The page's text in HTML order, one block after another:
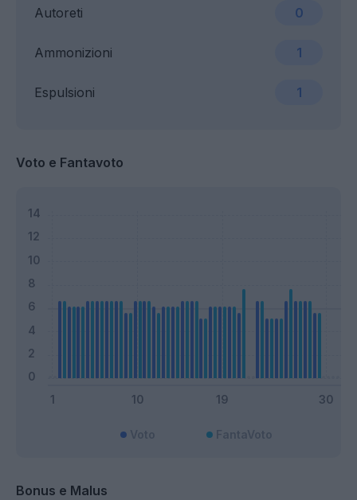
Ammonizioni 1
Espulsioni 1
Autoreti 0
Voto e Fantavoto
Bonus e Malus